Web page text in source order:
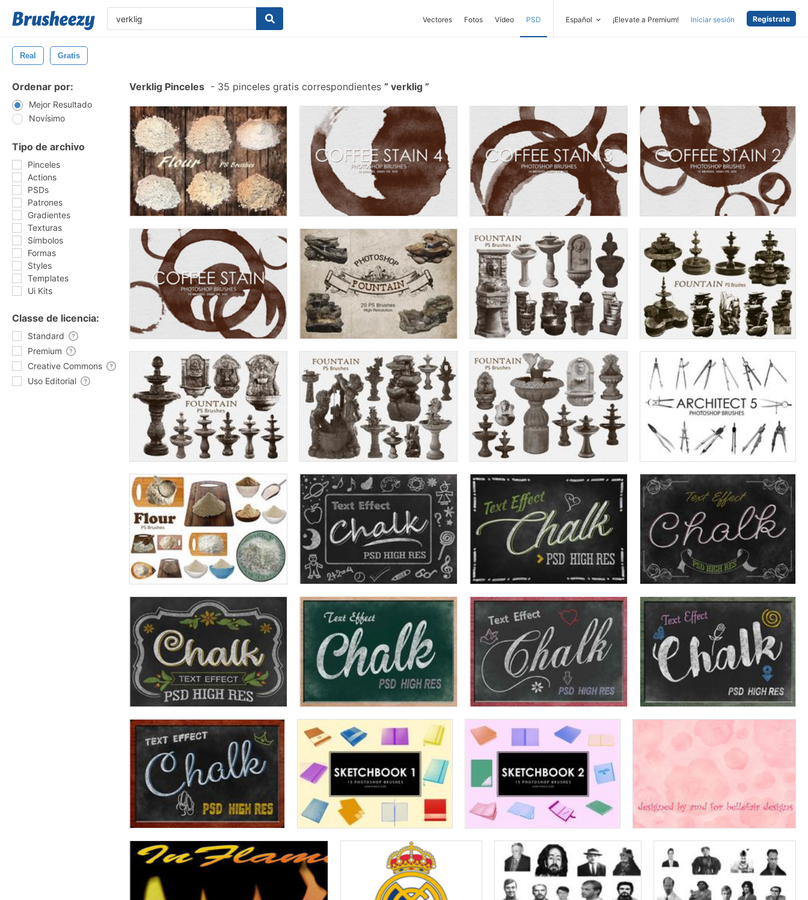
Vectores Fotos Vídeo PSD Español ¡Elevate a Premium! Iniciar sesión Regístrate
Real Gratis
Ordenar por:
Mejor Resultado
Novísimo
Tipo de archivo
Pinceles
Actions
PSDs
Patrones
Gradientes
Texturas
Símbolos
Formas
Styles
Templates
Ui Kits
Classe de licencia:
Standard
Premium
Creative Commons
Uso Editorial
Verklig Pinceles - 35 pinceles gratis correspondientes verklig